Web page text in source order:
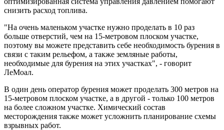
снизить расход топлива.
"На очень маленьком участке нужно проделать в 10 раз
больше отверстий, чем на 15-метровом плоском участке,
поэтому вы можете представить себе необходимость бурения в
связи с таким рельефом, а также земляные работы,
необходимые для бурения на этих участках", - говорит
ЛеМоал.
В один день оператор бурения может проделать 300 метров на
15-метровом плоском участке, а в другой - только 100 метров
на более сложном участке. Химический состав
месторождения также может усложнить планирование схемы
взрывных работ.